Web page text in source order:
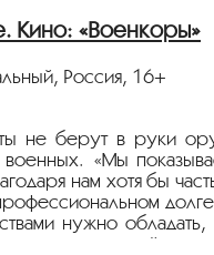
«Военкоры»
Россия, 16+
не берут в руки
«Мы
нам хотя бы
нужно
почему не каждый